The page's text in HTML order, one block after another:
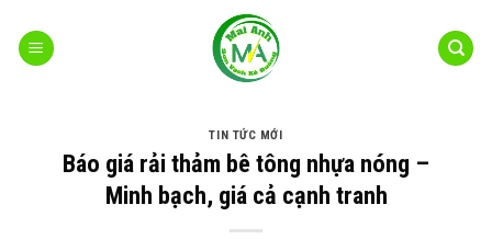
qua
TIN TỨC MỚI
Báo giá rải thảm bê tông nhựa nóng –
Minh bạch, giá cả cạnh tranh